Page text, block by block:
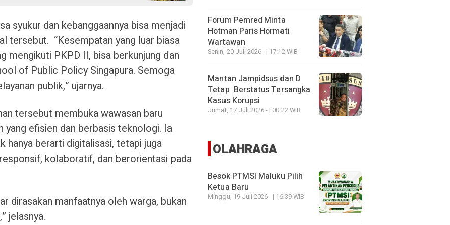
syukur dan kebanggaannya bisa menjadi
tersebut. “Kesempatan yang luar biasa
mengikuti PKPD II, bisa berkunjung dan
of Public Policy Singapura. Semoga
publik,” ujarnya.
tersebut membuka wawasan baru
efisien dan berbasis teknologi. Ia
hanya berarti digitalisasi, tetapi juga
kolaboratif, dan berorientasi pada
dirasakan manfaatnya oleh warga, bukan
jelasnya.
Forum Pemred Minta
Hotman Paris Hormati
Wartawan
Senin, 20 Juli 2026 - | 17:12 WIB
Mantan Jampidsus dan D
Tetap Berstatus Tersangka
Kasus Korupsi
Jumat, 17 Juli 2026 - | 00:22 WIB
OLAHRAGA
Besok PTMSI Maluku Pilih
Ketua Baru
Minggu, 19 Juli 2026 - | 16:39 WIB